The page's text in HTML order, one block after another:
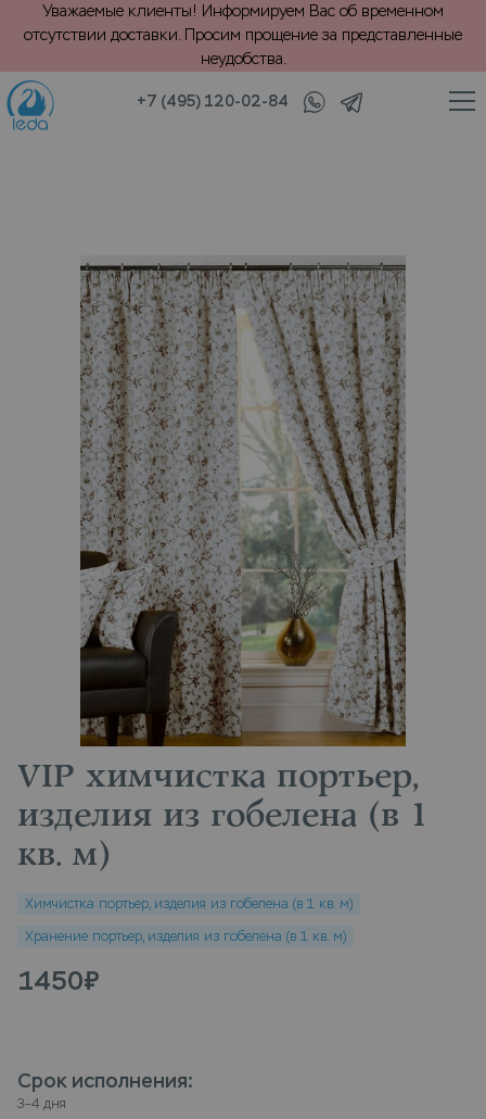
Уважаемые клиенты! Информируем Вас об временном
отсутствии доставки. Просим прощение за представленные
неудобства.
+7 (495) 120-02-84
Шторы
VIP химчистка портьер,
изделия из гобелена (в 1
кв. м)
Химчистка портьер, изделия из гобелена (в 1 кв. м)
Хранение портьер, изделия из гобелена (в 1 кв. м)
1450₽
Срок исполнения:
3–4 дня